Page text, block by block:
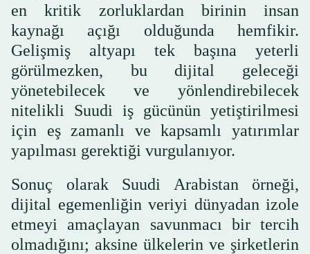
en kritik zorluklardan birinin insan
kaynağı açığı olduğunda hemfikir.
Gelişmiş altyapı tek başına yeterli
görülmezken, bu dijital geleceği
yönetebilecek ve yönlendirebilecek
nitelikli Suudi iş gücünün yetiştirilmesi
için eş zamanlı ve kapsamlı yatırımlar
yapılması gerektiği vurgulanıyor.
Sonuç olarak Suudi Arabistan örneği,
dijital egemenliğin veriyi dünyadan izole
etmeyi amaçlayan savunmacı bir tercih
olmadığını; aksine ülkelerin ve şirketlerin